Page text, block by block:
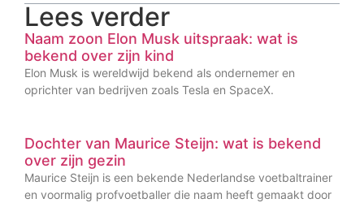
Lees verder
Naam zoon Elon Musk uitspraak: wat is
bekend over zijn kind
Elon Musk is wereldwijd bekend als ondernemer en
oprichter van bedrijven zoals Tesla en SpaceX.
Dochter van Maurice Steijn: wat is bekend
over zijn gezin
Maurice Steijn is een bekende Nederlandse voetbaltrainer
en voormalig profvoetballer die naam heeft gemaakt door